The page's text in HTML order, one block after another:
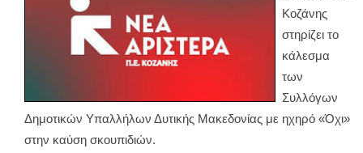
Κοζάνης
στηρίζει το
κάλεσμα
των
Συλλόγων
Δημοτικών Υπαλλήλων Δυτικής Μακεδονίας με ηχηρό «Όχι»
στην καύση σκουπιδιών.